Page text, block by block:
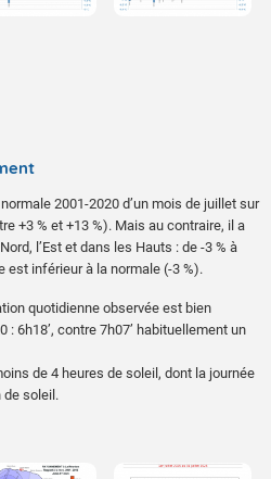
2001-2020 d’un mois de juillet sur
+3 % et +13 %). Mais au contraire, il a
l’Est et dans les Hauts : de -3 % à
est inférieur à la normale (-3 %).
quotidienne observée est bien
: 6h18’, contre 7h07’ habituellement un
de 4 heures de soleil, dont la journée
de soleil.